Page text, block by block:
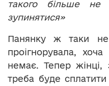
такого більше
зупинятися»
Панянку ж таки
проігнорувала,
немає. Тепер жінці,
треба буде